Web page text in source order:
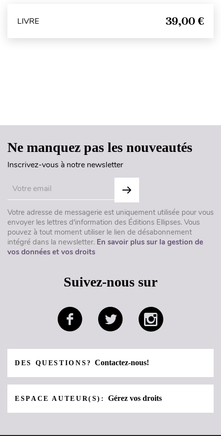
LIVRE 39,00 €
Ne manquez pas les nouveautés
Inscrivez-vous à notre newsletter
Votre adresse de messagerie est uniquement utilisée pour vous
envoyer les lettres d'information des Éditions Ellipses. Vous
pouvez à tout moment utiliser le lien de désabonnement
intégré dans la newsletter. En savoir plus sur la gestion de
vos données et vos droits
Suivez-nous sur
DES QUESTIONS?Contactez-nous!
ESPACE AUTEUR(S):Gérez vos droits